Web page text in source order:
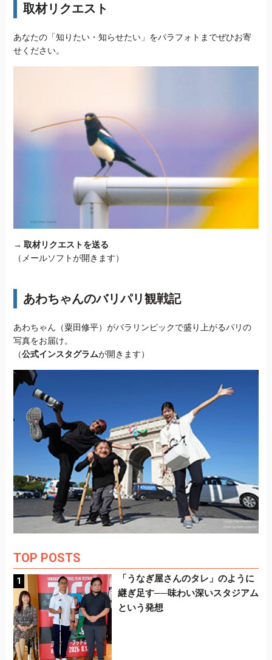
取材リクエスト
あなたの「知りたい・知らせたい」をパラフォトまでぜひお寄
せください。
→ 取材リクエストを送る
（メールソフトが開きます）
あわちゃんのバリパリ観戦記
あわちゃん（粟田修平）がパラリンピックで盛り上がるパリの
写真をお届け。
（公式インスタグラムが開きます）
TOP POSTS
「うなぎ屋さんのタレ」のように
継ぎ足す──味わい深いスタジアム
という発想